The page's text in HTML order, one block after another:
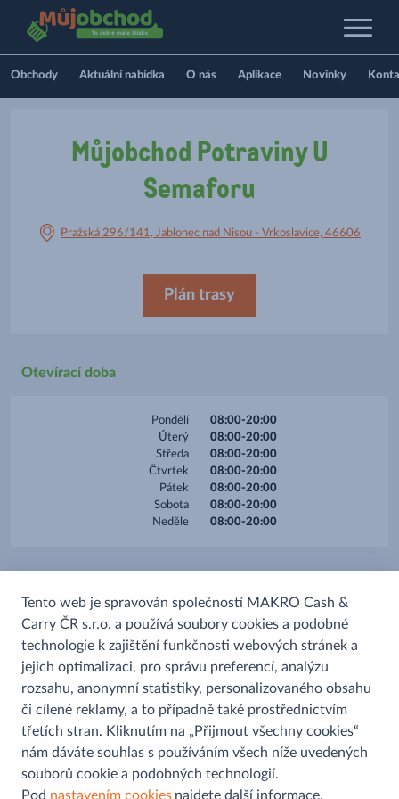
Obchody Aktuální nabídka O nás Aplikace Novinky
Můjobchod Potraviny U
Semaforu
Pražská 296/141, Jablonec nad Nisou - Vrkoslavice, 46606
Plán trasy
Otevírací doba
Pondělí
Úterý
Středa
Čtvrtek
Pátek
Sobota
Neděle
08:00-20:00
08:00-20:00
08:00-20:00
08:00-20:00
08:00-20:00
08:00-20:00
08:00-20:00
Prodej alkoholu
Prodej uzenin
Tento web je spravován společností MAKRO Cash &
Carry ČR s.r.o. a používá soubory cookies a podobné
technologie k zajištění funkčnosti webových stránek a
jejich optimalizaci, pro správu preferencí, analýzu
rozsahu, anonymní statistiky, personalizovaného obsahu
či cílené reklamy, a to případně také prostřednictvím
třetích stran. Kliknutím na „Přijmout všechny cookies“
nám dáváte souhlas s používáním všech níže uvedených
souborů cookie a podobných technologií.
Pod nastavením cookies najdete další informace.
Pomoc a informace